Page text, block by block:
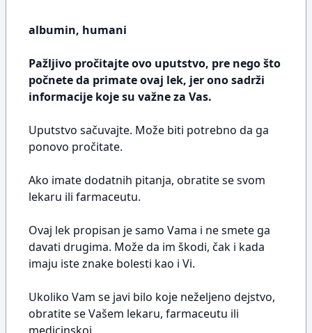
albumin, humani
Pažljivo pročitajte ovo uputstvo, pre nego što
počnete da primate ovaj lek, jer ono sadrži
informacije koje su važne za Vas.
Uputstvo sačuvajte. Može biti potrebno da ga
ponovo pročitate.
Ako imate dodatnih pitanja, obratite se svom
lekaru ili farmaceutu.
Ovaj lek propisan je samo Vama i ne smete ga
davati drugima. Može da im škodi, čak i kada
imaju iste znake bolesti kao i Vi.
Ukoliko Vam se javi bilo koje neželjeno dejstvo,
obratite se Vašem lekaru, farmaceutu ili